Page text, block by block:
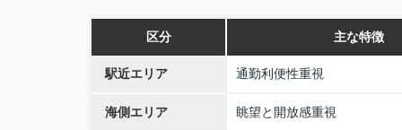
区分 主な特徴
駅近エリア 通勤利便性重視
海側エリア 眺望と開放感重視